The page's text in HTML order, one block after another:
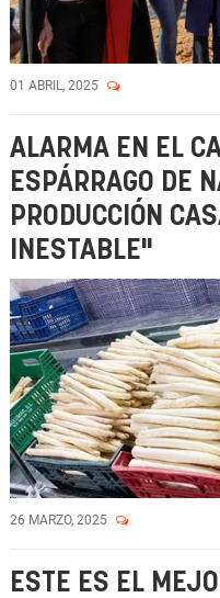
01 ABRIL, 2025
ALARMA EN EL
ESPÁRRAGO DE
PRODUCCIÓN
INESTABLE"
26 MARZO, 2025
ESTE ES EL